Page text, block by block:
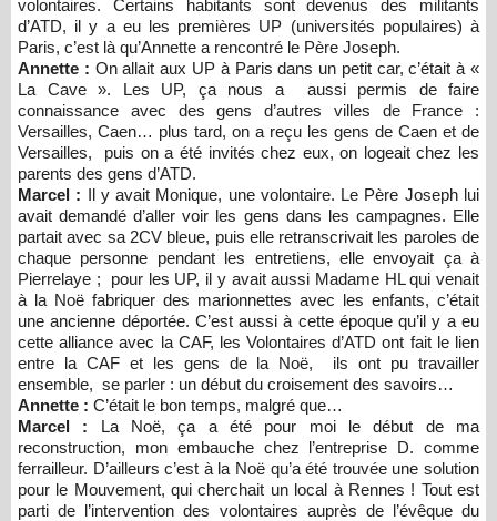
volontaires. Certains habitants sont devenus des militants
d’ATD, il y a eu les premières UP (universités populaires) à
Paris, c’est là qu’Annette a rencontré le Père Joseph.
Annette : On allait aux UP à Paris dans un petit car, c’était à «
La Cave ». Les UP, ça nous a aussi permis de faire
connaissance avec des gens d’autres villes de France :
Versailles, Caen… plus tard, on a reçu les gens de Caen et de
Versailles, puis on a été invités chez eux, on logeait chez les
parents des gens d’ATD.
Marcel : Il y avait Monique, une volontaire. Le Père Joseph lui
avait demandé d’aller voir les gens dans les campagnes. Elle
partait avec sa 2CV bleue, puis elle retranscrivait les paroles de
chaque personne pendant les entretiens, elle envoyait ça à
Pierrelaye ; pour les UP, il y avait aussi Madame HL qui venait
à la Noë fabriquer des marionnettes avec les enfants, c’était
une ancienne déportée. C’est aussi à cette époque qu’il y a eu
cette alliance avec la CAF, les Volontaires d’ATD ont fait le lien
entre la CAF et les gens de la Noë, ils ont pu travailler
ensemble, se parler : un début du croisement des savoirs…
Annette : C’était le bon temps, malgré que…
Marcel : La Noë, ça a été pour moi le début de ma
reconstruction, mon embauche chez l’entreprise D. comme
ferrailleur. D’ailleurs c’est à la Noë qu’a été trouvée une solution
pour le Mouvement, qui cherchait un local à Rennes ! Tout est
parti de l’intervention des volontaires auprès de l’évêque du